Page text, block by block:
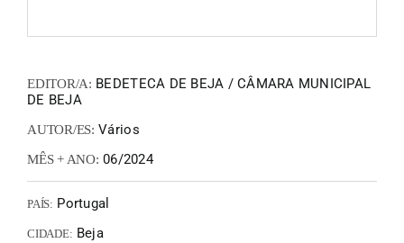
EDITOR/A: BEDETECA DE BEJA / CÂMARA MUNICIPAL
DE BEJA
AUTOR/ES: Vários
MÊS + ANO: 06/2024
PAÍS: Portugal
CIDADE: Beja